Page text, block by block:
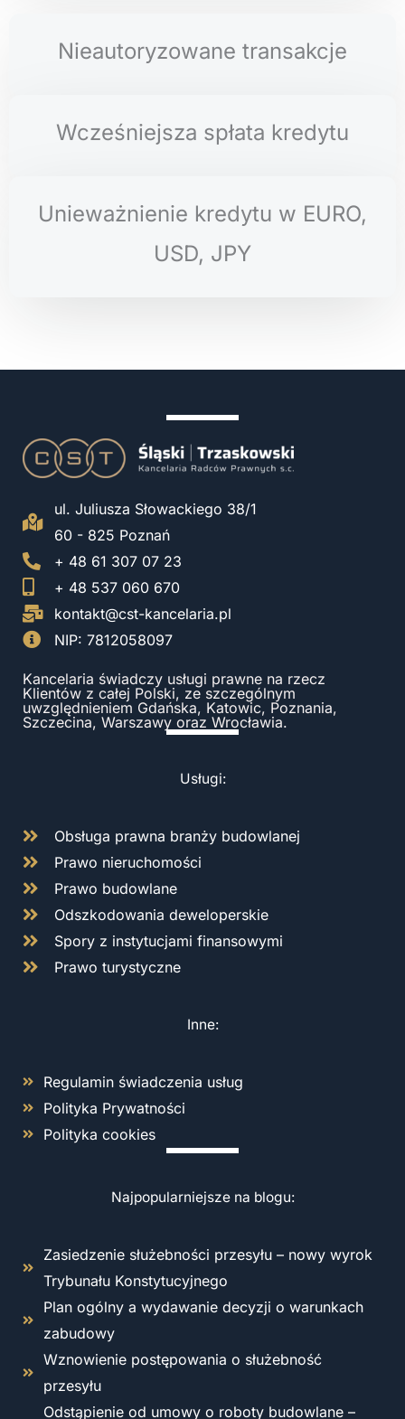
Nieautoryzowane transakcje
Wcześniejsza spłata kredytu
Unieważnienie kredytu w EURO,
USD, JPY
ul. Juliusza Słowackiego 38/1
60 - 825 Poznań
+ 48 61 307 07 23
+ 48 537 060 670
kontakt@cst-kancelaria.pl
NIP: 7812058097
Kancelaria świadczy usługi prawne na rzecz
Klientów z całej Polski, ze szczególnym
uwzględnieniem Gdańska, Katowic, Poznania,
Szczecina, Warszawy oraz Wrocławia.
Usługi:
Obsługa prawna branży budowlanej
Prawo nieruchomości
Prawo budowlane
Odszkodowania deweloperskie
Spory z instytucjami finansowymi
Prawo turystyczne
Inne:
Regulamin świadczenia usług
Polityka Prywatności
Polityka cookies
Najpopularniejsze na blogu:
Zasiedzenie służebności przesyłu – nowy wyrok
Trybunału Konstytucyjnego
Plan ogólny a wydawanie decyzji o warunkach
zabudowy
Wznowienie postępowania o służebność
przesyłu
Odstąpienie od umowy o roboty budowlane –